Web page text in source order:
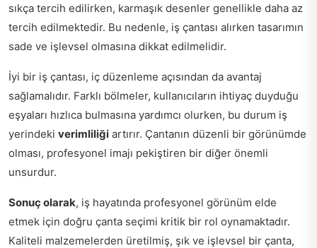
sıkça tercih edilirken, karmaşık desenler genellikle daha az
tercih edilmektedir. Bu nedenle, iş çantası alırken tasarımın
sade ve işlevsel olmasına dikkat edilmelidir.
İyi bir iş çantası, iç düzenleme açısından da avantaj
sağlamalıdır. Farklı bölmeler, kullanıcıların ihtiyaç duyduğu
eşyaları hızlıca bulmasına yardımcı olurken, bu durum iş
yerindeki verimliliği artırır. Çantanın düzenli bir görünümde
olması, profesyonel imajı pekiştiren bir diğer önemli
unsurdur.
Sonuç olarak, iş hayatında profesyonel görünüm elde
etmek için doğru çanta seçimi kritik bir rol oynamaktadır.
Kaliteli malzemelerden üretilmiş, şık ve işlevsel bir çanta,